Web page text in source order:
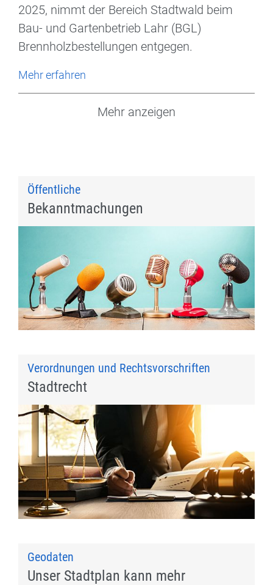
2025, nimmt der Bereich Stadtwald beim
Bau- und Gartenbetrieb Lahr (BGL)
Brennholzbestellungen entgegen.
Mehr erfahren
Mehr anzeigen
Öffentliche
Bekanntmachungen
Verordnungen und Rechtsvorschriften
Stadtrecht
Geodaten
Unser Stadtplan kann mehr